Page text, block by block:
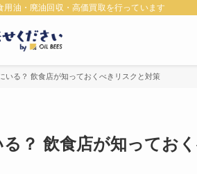
油・廃油回収・高価買取を行っています
いる？ 飲食店が知っておくべきリスクと対策
？ 飲食店が知ってお